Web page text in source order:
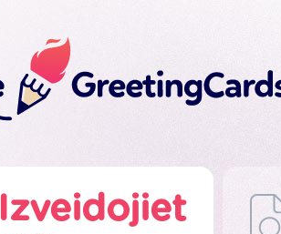
Izveidojiet